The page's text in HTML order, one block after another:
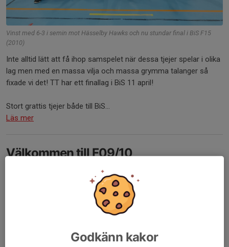
Vinst med 6-3 i semin mot Hässelby Hawks och nu stundar final i BiS F15
(2010)
Inte alltid lätt att få ihop samspelet när dessa tjejer spelar i olika
lag men med en massa vilja och massa grymma talanger så
fixade vi det! TT har ett finallag i BiS 11 april!
Stort grattis tjejer både till BiS...
Läs mer
Välkommen till F09/10
0 kommentarer
Godkänn kakor